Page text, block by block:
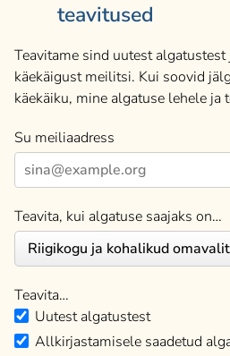
teavitused
Teavitame sind uutest
käekäigust meilitsi. Kui soovid
käekäiku, mine algatuse lehele
Su meiliaadress
Teavita, kui algatuse saajaks on…
Teavita…
Uutest algatustest
Allkirjastamisele saadetud